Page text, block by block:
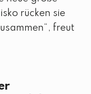
rücken sie
freut